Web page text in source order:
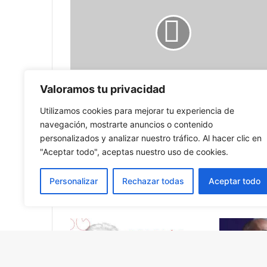
Valoramos tu privacidad
Utilizamos cookies para mejorar tu experiencia de
navegación, mostrarte anuncios o contenido
personalizados y analizar nuestro tráfico. Al hacer clic en
"Aceptar todo", aceptas nuestro uso de cookies.
Personalizar Rechazar todas Aceptar todo
por
multinacionales
no
pagan
impuestos
en
América
Latina
Estos son los países con mayores
pérdidas por multinacionales que no
pagan impuestos en América Latina
Publicaciones relacionadas